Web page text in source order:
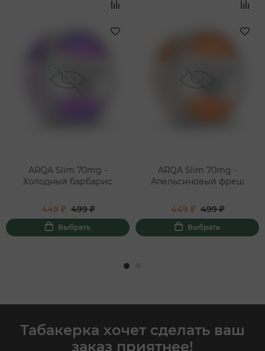
ARQA Slim 70mg -
Холодный барбарис
449 ₽ 499 ₽
Выбрать
ARQA Slim 70mg -
Апельсиновый фреш
449 ₽ 499 ₽
Выбрать
Табакерка хочет сделать ваш
заказ приятнее!